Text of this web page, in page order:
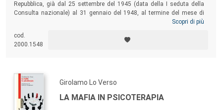
Repubblica, già dal 25 settembre del 1945 (data della I seduta della
Consulta nazionale) al 31 gennaio del 1948, al termine del mese di
dell’Assemblea Costituente seguito all’entrata in vigore
per l’affermazione di eguaglianza, equità, giustizia sociale, ma dà
voce anche a quegli interventi “minori”, ispirati alla sensibilità per le
Scopri di più
cod.
2000.1548
Girolamo Lo Verso
LA MAFIA IN PSICOTERAPIA